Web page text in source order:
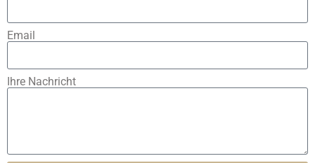
Email
Ihre Nachricht